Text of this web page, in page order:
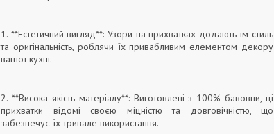
1. **Естетичний вигляд**: Узори на прихватках додають їм стиль
та оригінальність, роблячи їх привабливим елементом декору
вашої кухні.
2. **Висока якість матеріалу**: Виготовлені з 100% бавовни, ці
прихватки відомі своєю міцністю та довговічністю, що
забезпечує їх тривале використання.